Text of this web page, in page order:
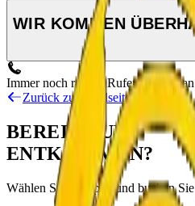
WIR KOMMEN
Immer noch ratlos? Rufen Sie uns
Zurück zur Spielseite
BEREIT ZUM
ENTKOMMEN?
Wählen Sie Ihr Spiel und buchen